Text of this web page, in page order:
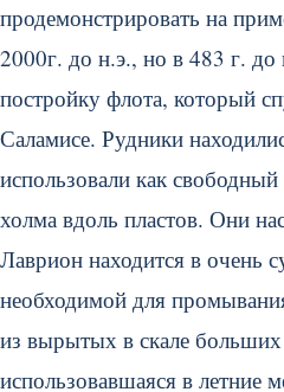
продемонстрировать на
2000г. до н.э., но в 483 г.
постройку флота, который
Саламисе. Рудники
использовали как
холма вдоль пластов. Они
Лаврион находится в очень
необходимой для
из вырытых в скале больших
использовавшаяся в летние